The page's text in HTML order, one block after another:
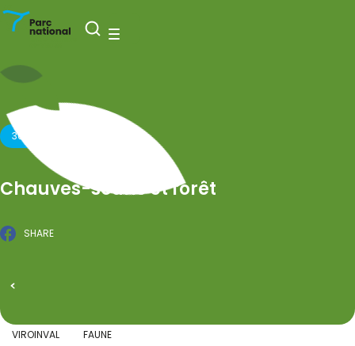
National Park Entre-Sambre-et-Meuse
Open search
30 AUGUST 2025
Chauves-souris et forêt
SHARE
Facebook
All events
VIROINVAL FAUNE